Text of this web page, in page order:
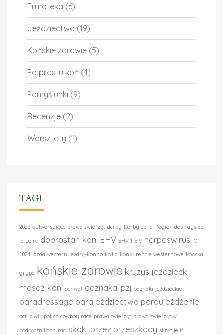
Filmoteka (6)
Jeździectwo (19)
Końskie zdrowie (5)
Po prostu koń (4)
Pomyślunki (9)
Recenzje (2)
Warsztaty (1)
TAGI
2025 bulwersujące prawa zwierząt derby Derby de la Région des Pays de
la Loire dobrostan koni EHV EHV-1 EIV herpeswirus IO
2024 jazda western jeżdżę-konno kolka konkurencje westernowe końska
grypa końskie zdrowie kryzys jeździecki
masaż koni ochwat odznaka-pzj odznaki-jeździeckie
paradressage parajeździectwo paraujeżdżenie
pcr plwir polish cowboy race prawa zwierząt prawa zwierząt w
podręcznikach rao skoki przez przeszkody skręt jelit